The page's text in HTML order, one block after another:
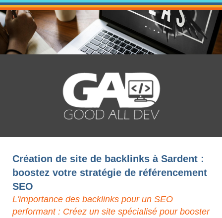
Création de site de backlinks à Sardent :
boostez votre stratégie de référencement
SEO
L'importance des backlinks pour un SEO
performant : Créez un site spécialisé pour booster